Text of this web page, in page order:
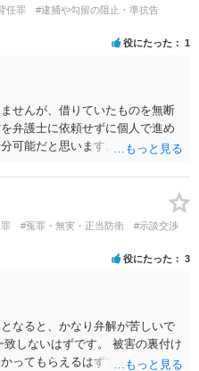
任罪
#逮捕や勾留の阻止・準抗告
役にたった 1
せんが、借りていたものを無断
弁護士に依頼せずに個人で進め
可能だと思います。 見積を出し
をもらえば足りるでしょう。
#冤罪・無実・正当防衛
#示談交渉
役にたった 3
なると、かなり弁解が苦しいで
しないはずです。 被害の裏付け
ってもらえるはずです。